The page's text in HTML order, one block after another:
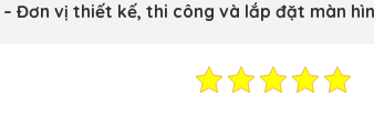
– Đơn vị thiết kế, thi công và lắp đặt màn